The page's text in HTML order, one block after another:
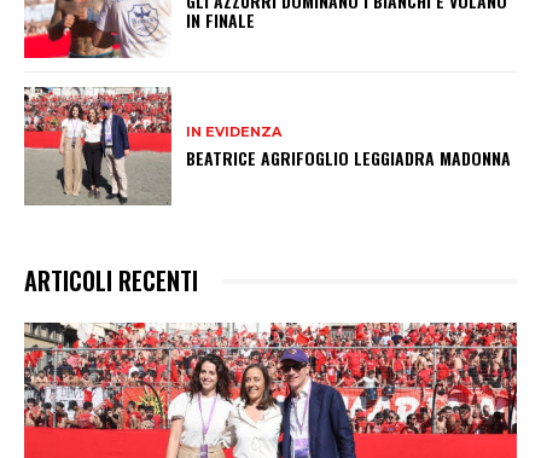
IN FINALE
IN EVIDENZA
BEATRICE AGRIFOGLIO LEGGIADRA MADONNA
ARTICOLI RECENTI